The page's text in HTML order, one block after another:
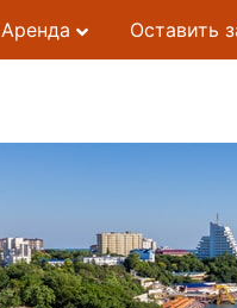
Аренда Оставить